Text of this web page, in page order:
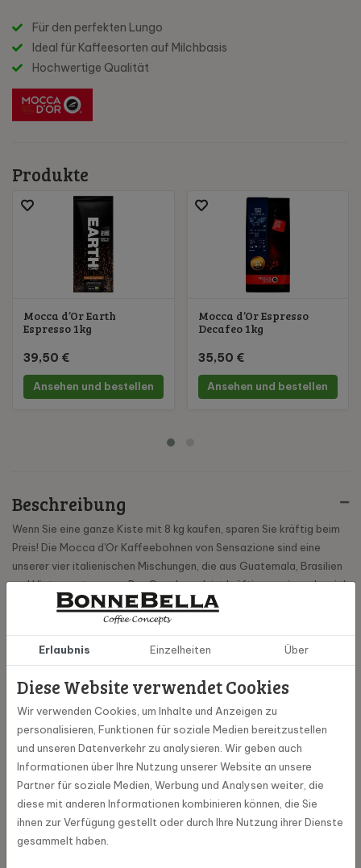
Für den perfekten Lungo
Ideal für Kaffeesorten auf Milchbasis
Hochwertige Qualität
Beschreibung
Wenn Sie eine ganze Kiste mit 8 kg kaufen, sparen Sie kräftig beim
Preis! Die Mocca d'Or Kaffeebohnen von Sensazione sind eine
unserer vier italienischen Mischungen, die aus Guatemala, Brasilien
und Vietnam stammen. Der Geschmack ist kräftig, nussig und weich
mit Nuancen von Karamell, Haselnuss und Buttercreme. Dieser
Kaffee ist ein Genuss für jeden Genießer. Der Sensazione eignet
Spezifikationen
Artikel Nummer 100049-8
Mocca d 'or
Produkte
Mocca d’Or Earth
Espresso 1kg
39,50 €
Ansehen und bestellen
Mocca d’Or Espresso
Decafeo 1kg
35,50 €
Ansehen und bestellen
Erlaubnis Einzelheiten Über
Diese Website verwendet Cookies
Wir verwenden Cookies, um Inhalte und Anzeigen zu
personalisieren, Funktionen für soziale Medien bereitzustellen
und unseren Datenverkehr zu analysieren. Wir geben auch
Informationen über Ihre Nutzung unserer Website an unsere
Partner für soziale Medien, Werbung und Analysen weiter, die
diese mit anderen Informationen kombinieren können, die Sie
ihnen zur Verfügung gestellt oder durch Ihre Nutzung ihrer Dienste
gesammelt haben.